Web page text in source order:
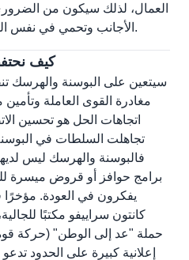
العمال، لذلك سيكون من
الأجانب وتحمي في نفس الوقت مستوى العمالة المحلية.
كيف
سيتعين على البوسنة والهرسك
مغادرة القوى العاملة
اتجاهات الحل هو تحسين
تجاهلت السلطات في
فالبوسنة والهرسك ليس
برامج حوافز أو قروض ميسرة
يفكرون في العودة. مؤخرًا
كانتون سراييفو مكتبًا
حملة "عد إلى الوطن" (حركة
إعلانية كبيرة على الحدود